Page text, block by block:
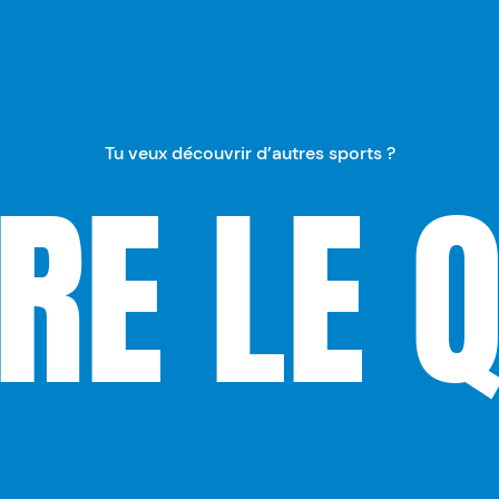
Tu veux découvrir d’autres sports ?
LE